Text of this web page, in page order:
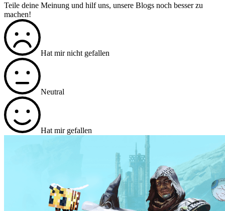
Teile deine Meinung und hilf uns, unsere Blogs noch besser zu
machen!
Hat mir nicht gefallen
Neutral
Hat mir gefallen